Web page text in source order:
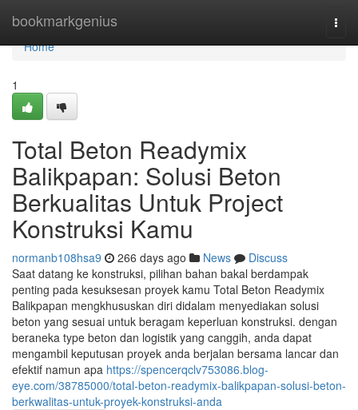
bookmarkgenius
Home
Home
1
Total Beton Readymix
Balikpapan: Solusi Beton
Berkualitas Untuk Project
Konstruksi Kamu
normanb108hsa9 266 days ago News
Discuss
Saat datang ke konstruksi, pilihan bahan bakal berdampak
penting pada kesuksesan proyek kamu Total Beton Readymix
Balikpapan mengkhususkan diri didalam menyediakan solusi
beton yang sesuai untuk beragam keperluan konstruksi. dengan
beraneka type beton dan logistik yang canggih, anda dapat
mengambil keputusan proyek anda berjalan bersama lancar dan
efektif namun apa https://spencerqclv753086.blog-
eye.com/38785000/total-beton-readymix-balikpapan-solusi-beton-
berkwalitas-untuk-proyek-konstruksi-anda